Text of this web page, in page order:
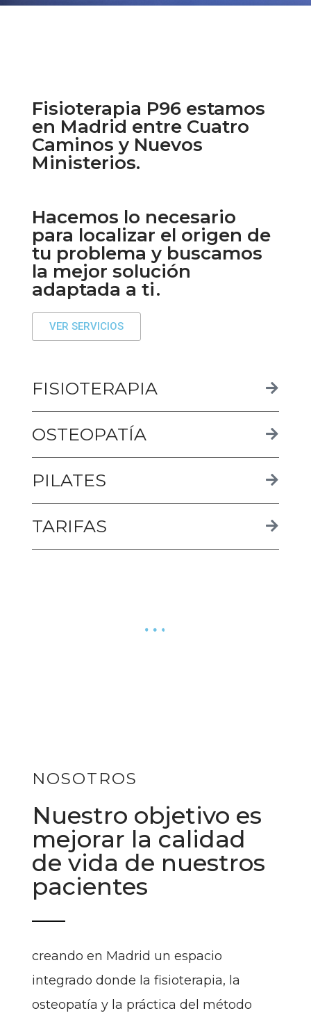
Fisioterapia P96 estamos
en Madrid entre Cuatro
Caminos y Nuevos
Ministerios.
Hacemos lo necesario
para localizar el origen de
tu problema y buscamos
la mejor solución
adaptada a ti.
VER SERVICIOS
FISIOTERAPIA
OSTEOPATÍA
PILATES
TARIFAS
NOSOTROS
Nuestro objetivo es
mejorar la calidad
de vida de nuestros
pacientes
creando en Madrid un espacio
integrado donde la fisioterapia, la
osteopatía y la práctica del método